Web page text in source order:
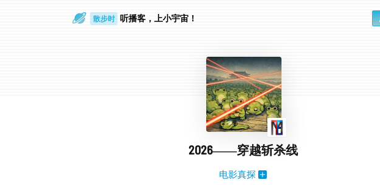
通勤路上 听播客，上小宇宙！
2026——穿越斩杀线
电影真探